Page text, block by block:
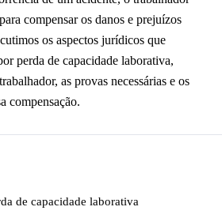
compensar os danos e prejuízos
os aspectos jurídicos que
perda de capacidade laborativa,
as provas necessárias e os
compensação.
de capacidade laborativa